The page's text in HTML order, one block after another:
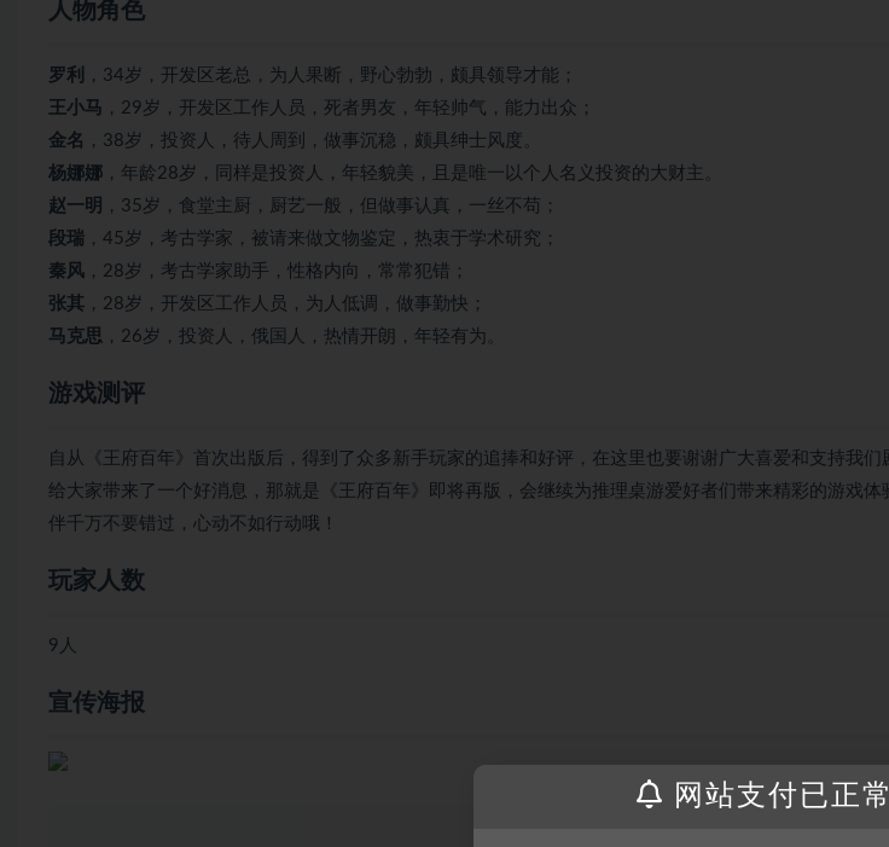
人物角色
罗利
，34岁，开发区老总，为人果断，野心勃勃，颇具领导才能；
王小马 ，29岁，开发区工作人员，死者男友，年轻帅气，能力出众；
金名 ，38岁，投资人，待人周到，做事沉稳，颇具绅士风度。
杨娜娜 ，年龄28岁，同样是投资人，年轻貌美，且是唯一以个人名义投资的大财主。
赵一明
，35岁，食堂主厨，厨艺一般，但做事认真，一丝不苟；
段瑞 ，45岁，考古学家，被请来做文物鉴定，热衷于学术研究；
秦风 ，28岁，考古学家助手，性格内向，常常犯错；
张其 ，28岁，开发区工作人员，为人低调，做事勤快；
马克思 ，26岁，投资人，俄国人，热情开朗，年轻有为。
游戏测评
自从《王府百年》首次出版后，得到了众多新手玩家的追捧和好评，在这里也要谢谢广大喜爱和支持我们
给大家带来了一个好消息，那就是《王府百年》即将再版，会继续为推理桌游爱好者们带来精彩的游戏体
伴千万不要错过，心动不如行动哦！
玩家人数
9人
宣传海报
网站支付已正